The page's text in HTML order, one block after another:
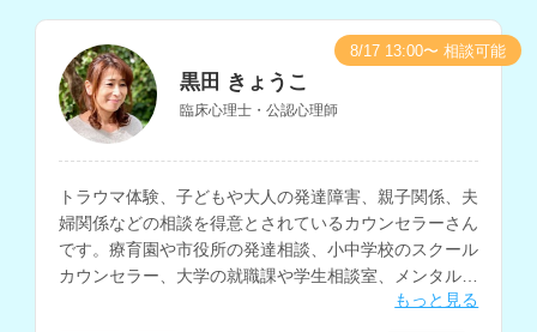
黒田 きょうこ
臨床心理士・公認心理師
トラウマ体験、子どもや大人の発達障害、親子関係、夫
婦関係などの相談を得意とされているカウンセラーさん
です。療育園や市役所の発達相談、小中学校のスクール
カウンセラー、大学の就職課や学生相談室、メンタルク
もっと見る
8/17 13:00〜 相談可能